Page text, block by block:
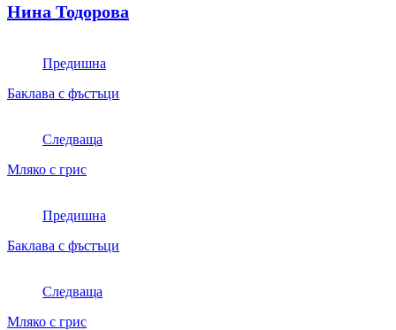
Нина Тодорова
Предишна
Баклава с фъстъци
Следваща
Мляко с грис
Предишна
Баклава с фъстъци
Следваща
Мляко с грис